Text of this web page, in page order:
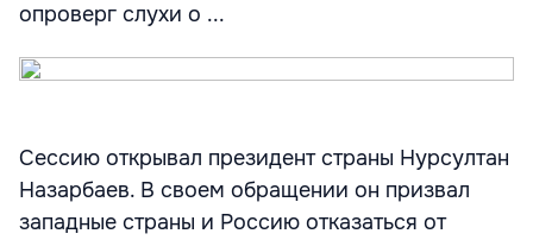
опроверг слухи о ...
Сессию открывал президент страны Нурсултан
Назарбаев. В своем обращении он призвал
западные страны и Россию отказаться от